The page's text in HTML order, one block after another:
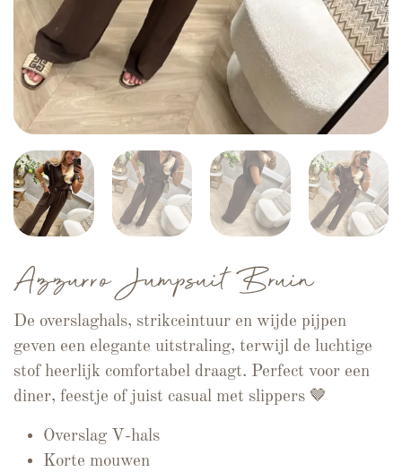
Azzurro Jumpsuit Bruin
De overslaghals, strikceintuur en wijde pijpen
geven een elegante uitstraling, terwijl de luchtige
stof heerlijk comfortabel draagt. Perfect voor een
diner, feestje of juist casual met slippers 🤎
Overslag V-hals
Korte mouwen